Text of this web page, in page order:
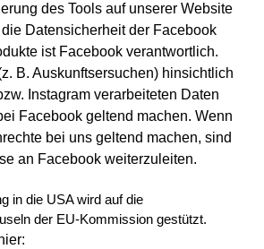
des Tools auf unserer Website
Datensicherheit der Facebook
ist Facebook verantwortlich.
B. Auskunftsersuchen) hinsichtlich
Instagram verarbeiteten Daten
Facebook geltend machen. Wenn
bei uns geltend machen, sind
an Facebook weiterzuleiten.
in die USA wird auf die
der EU-Kommission gestützt.